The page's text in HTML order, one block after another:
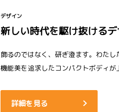
デザイン
新しい時代を駆け抜けるデ
飾るのではなく、研ぎ澄ます。わたし
機能美を追求したコンパクトボディが
詳細を見る